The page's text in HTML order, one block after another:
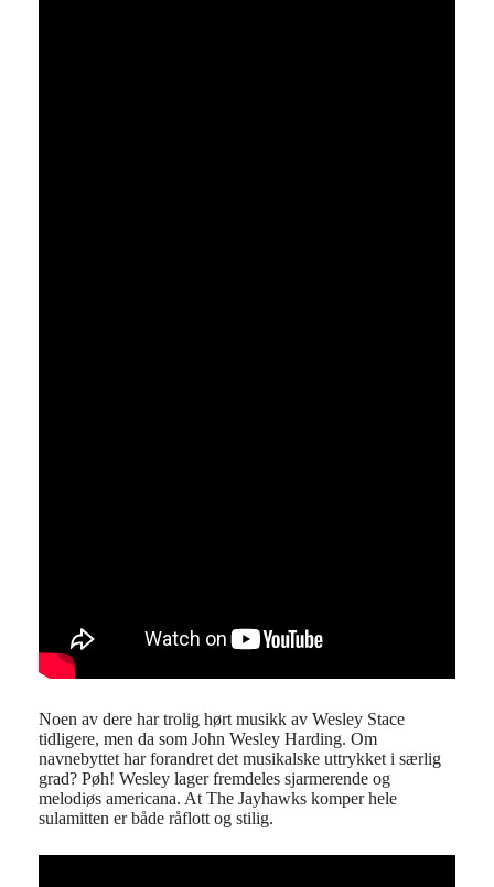
Noen av dere har trolig hørt musikk av Wesley Stace
tidligere, men da som John Wesley Harding. Om
navnebyttet har forandret det musikalske uttrykket i særlig
grad? Pøh! Wesley lager fremdeles sjarmerende og
melodiøs americana. At The Jayhawks komper hele
sulamitten er både råflott og stilig.